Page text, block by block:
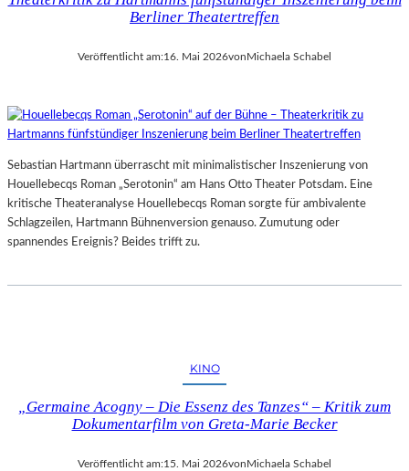
Berliner Theatertreffen
Veröffentlicht am:16. Mai 2026vonMichaela Schabel
Sebastian Hartmann überrascht mit minimalistischer Inszenierung von
Houellebecqs Roman „Serotonin“ am Hans Otto Theater Potsdam. Eine
kritische Theateranalyse Houellebecqs Roman sorgte für ambivalente
Schlagzeilen, Hartmann Bühnenversion genauso. Zumutung oder
spannendes Ereignis? Beides trifft zu.
KINO
„Germaine Acogny – Die Essenz des Tanzes“ – Kritik zum
Dokumentarfilm von Greta-Marie Becker
Veröffentlicht am:15. Mai 2026von Michaela Schabel